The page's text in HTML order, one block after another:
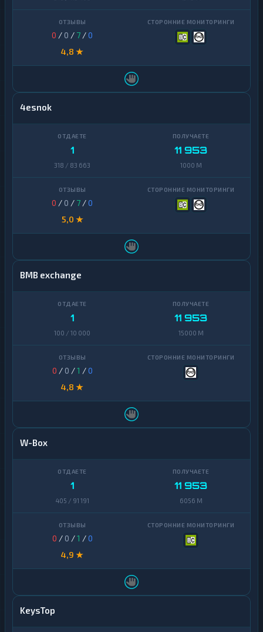
0 / 0 / 7 /0
4,8 ★
4esnok
1
318 / 83 663
11 953
1000 M
0 / 0 / 7 /0
5,0 ★
BMB exchange
1
100 / 10 000
11 953
15000 M
0 / 0 /1 /0
4,8 ★
W-Box
1
405 / 91 191
11 953
6056 M
0 / 0 /1 /0
4,9 ★
KeysTop